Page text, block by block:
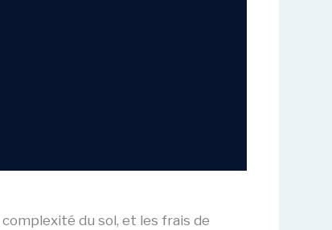
du sol, et les frais de